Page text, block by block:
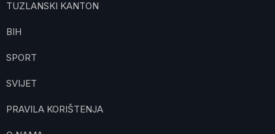
TUZLANSKI KANTON
BIH
SPORT
SVIJET
PRAVILA KORIŠTENJA